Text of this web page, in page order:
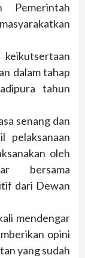
Pemerintah
dalam tahap
tahun
senang dan
pelaksanaan
oleh
bersama
dari Dewan
mendengar
opini
yang sudah